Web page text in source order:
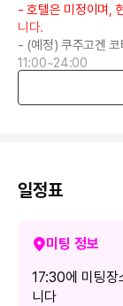
- 호텔은 미정이며,
니다.
- (예정) 쿠주고겐
11:00~24:00
(예정) 큐카무라
📌POINT.04
- 큐슈 경제와 문화
- 아소 오악이 한눈
- 아소의 대자연을
일정표
미팅 정보
17:30에 미팅장
니다